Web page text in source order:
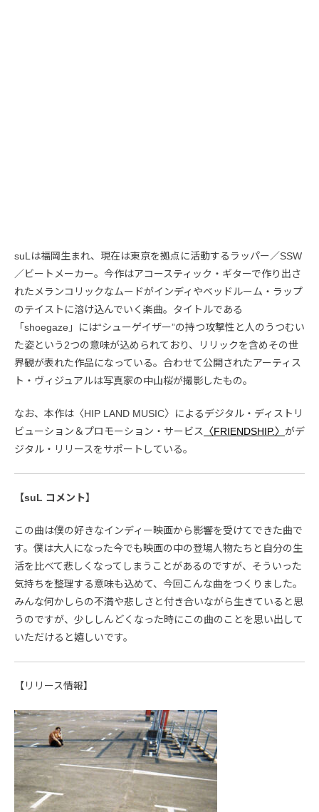
suLは福岡生まれ、現在は東京を拠点に活動するラッパー／SSW
／ビートメーカー。今作はアコースティック・ギターで作り出さ
れたメランコリックなムードがインディやベッドルーム・ラップ
のテイストに溶け込んでいく楽曲。タイトルである
「shoegaze」には“シューゲイザー”の持つ攻撃性と人のうつむい
た姿という2つの意味が込められており、リリックを含めその世
界観が表れた作品になっている。合わせて公開されたアーティス
ト・ヴィジュアルは写真家の中山桜が撮影したもの。
なお、本作は〈HIP LAND MUSIC〉によるデジタル・ディストリ
ビューション＆プロモーション・サービス
〈FRIENDSHIP.〉 がデ
ジタル・リリースをサポートしている。
【suL コメント】
この曲は僕の好きなインディー映画から影響を受けてできた曲で
す。僕は大人になった今でも映画の中の登場人物たちと自分の生
活を比べて悲しくなってしまうことがあるのですが、そういった
気持ちを整理する意味も込めて、今回こんな曲をつくりました。
みんな何かしらの不満や悲しさと付き合いながら生きていると思
うのですが、少ししんどくなった時にこの曲のことを思い出して
いただけると嬉しいです。
【リリース情報】